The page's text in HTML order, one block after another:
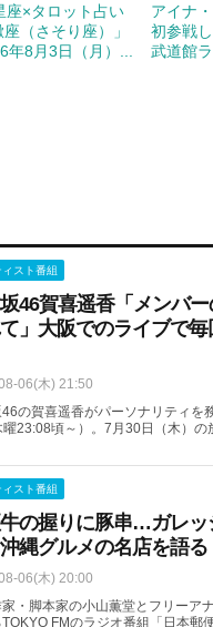
座×タロット占い
座（さそり座）」
年8月3日（月）...
アイナ
初参戦
武道館
ィスト番組
46賀喜遥香「メンバ
」大阪でのライブで
06(木) 21:50
46の賀喜遥香がパーソナリティを
23:08頃～）。7月30日（木）
ィスト番組
の握りに豚串…ガレッ
縄グルメの名店を語る
06(木) 20:00
・脚本家の小山薫堂とフリーア
TOKYO FMのラジオ番組「日本郵